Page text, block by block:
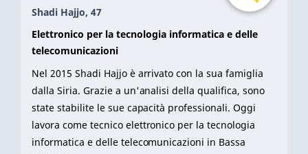
Shadi Hajjo, 47
Elettronico per la tecnologia informatica e delle
telecomunicazioni
Nel 2015 Shadi Hajjo è arrivato con la sua famiglia
dalla Siria. Grazie a un'analisi della qualifica, sono
state stabilite le sue capacità professionali. Oggi
lavora come tecnico elettronico per la tecnologia
informatica e delle telecomunicazioni in Bassa